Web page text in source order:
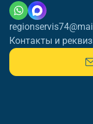
Контакты и